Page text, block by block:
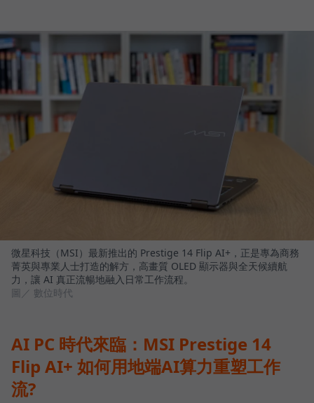
微星科技（MSI）最新推出的 Prestige 14 Flip AI+，正是專為商務
菁英與專業人士打造的解方，高畫質 OLED 顯示器與全天候續航
力，讓 AI 真正流暢地融入日常工作流程。
圖／ 數位時代
AI PC 時代來臨：MSI Prestige 14
Flip AI+ 如何用地端AI算力重塑工作
流?